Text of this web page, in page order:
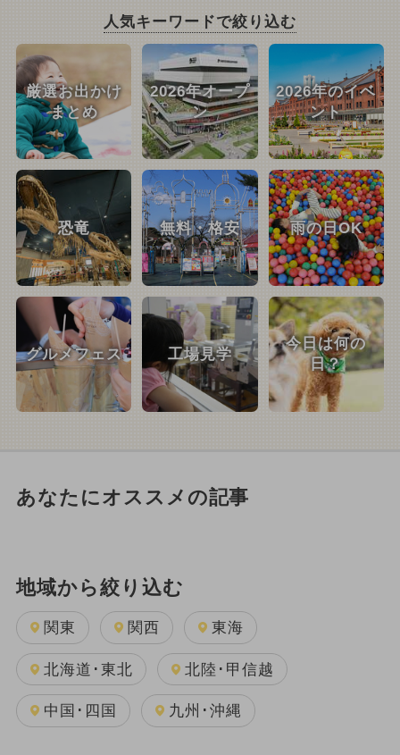
人気キーワードで絞り込む
厳選お出かけ
まとめ
2026年オープ
ン
2026年のイベ
ント
恐竜 無料・格安 雨の日OK
グルメフェス 工場見学
今日は何の
日？
あなたにオススメの記事
地域から絞り込む
関東 関西 東海
北海道･東北 北陸･甲信越
中国･四国 九州･沖縄